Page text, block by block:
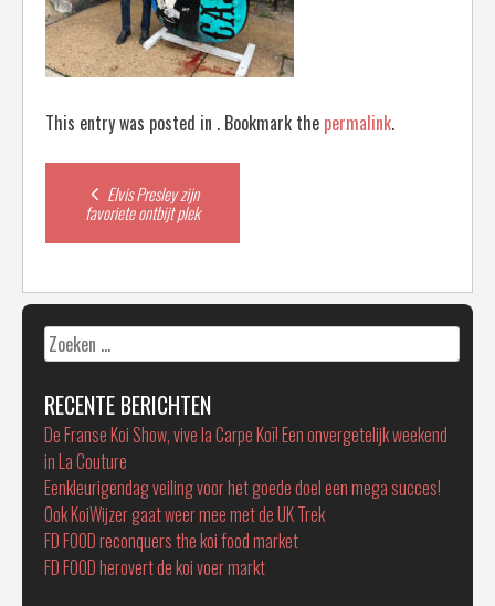
This entry was posted in . Bookmark the permalink.
Post
navigation
Elvis Presley zijn
favoriete ontbijt plek
Zoeken
naar:
RECENTE BERICHTEN
De Franse Koi Show, vive la Carpe Koï! Een onvergetelijk weekend
in La Couture
Eenkleurigendag veiling voor het goede doel een mega succes!
Ook KoiWijzer gaat weer mee met de UK Trek
FD FOOD reconquers the koi food market
FD FOOD herovert de koi voer markt